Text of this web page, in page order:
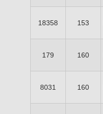
18358 153
179 160
8031 160